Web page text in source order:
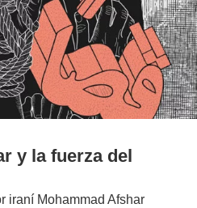
y la fuerza del
iraní Mohammad Afshar